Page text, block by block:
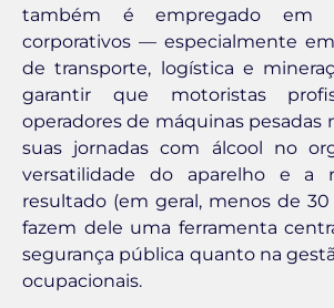
também é empregado em
corporativos — especialmente
de transporte, logística e
garantir que motoristas
operadores de máquinas pesadas
suas jornadas com álcool no
versatilidade do aparelho e a
resultado (em geral, menos de
fazem dele uma ferramenta
segurança pública quanto na
ocupacionais.